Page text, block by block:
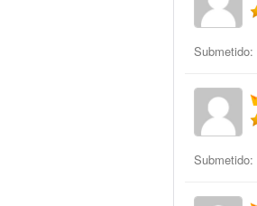
Submetido:
Submetido: